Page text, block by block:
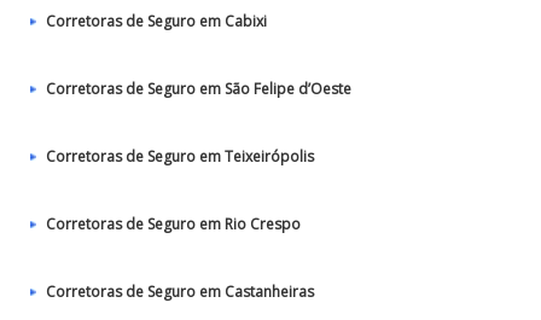
Corretoras de Seguro em Cabixi
Corretoras de Seguro em São Felipe d’Oeste
Corretoras de Seguro em Teixeirópolis
Corretoras de Seguro em Rio Crespo
Corretoras de Seguro em Castanheiras